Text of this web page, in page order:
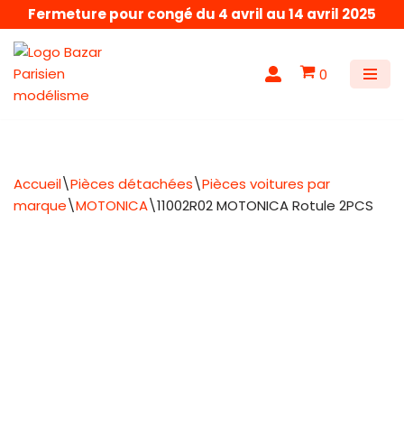
Aller
au
contenu
Fermeture pour congé du 4 avril au 14 avril 2025
0
Accueil\Pièces détachées\Pièces voitures par
marque\MOTONICA\11002R02 MOTONICA Rotule 2PCS